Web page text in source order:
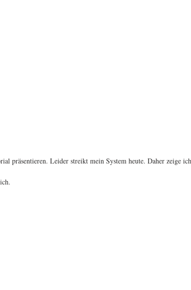
präsentieren. Leider streikt mein System heute. Daher zeige